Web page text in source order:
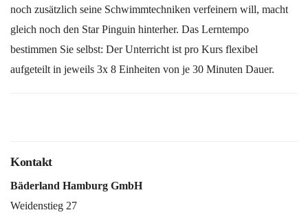
noch zusätzlich seine Schwimmtechniken verfeinern will, macht
gleich noch den Star Pinguin hinterher. Das Lerntempo
bestimmen Sie selbst: Der Unterricht ist pro Kurs flexibel
aufgeteilt in jeweils 3x 8 Einheiten von je 30 Minuten Dauer.
Kontakt
Bäderland Hamburg GmbH
Weidenstieg 27